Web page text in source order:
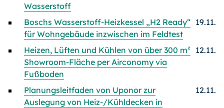
Wasserstoff
Boschs Wasserstoff-Heizkessel „H2 Ready“
für Wohngebäude inzwischen im Feldtest
19.11.
Heizen, Lüften und Kühlen von über 300 m²
Showroom-Fläche per Airconomy via
Fußboden
12.11.
Planungsleitfaden von Uponor zur
Auslegung von Heiz-/Kühl­decken in
12.11.